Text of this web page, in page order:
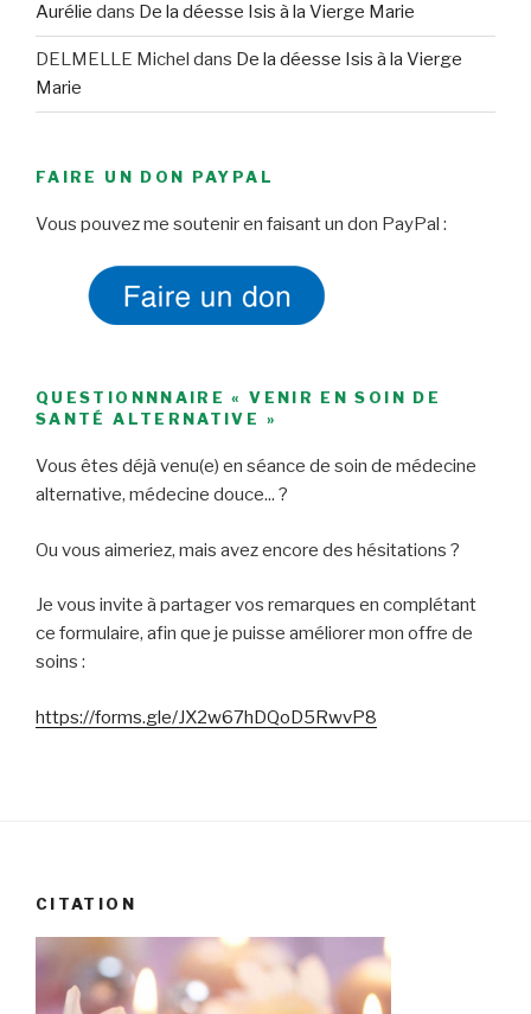
Aurélie dans De la déesse Isis à la Vierge Marie
DELMELLE Michel dans De la déesse Isis à la Vierge
Marie
FAIRE UN DON PAYPAL
Vous pouvez me soutenir en faisant un don PayPal :
QUESTIONNNAIRE « VENIR EN SOIN DE
SANTÉ ALTERNATIVE »
Vous êtes déjà venu(e) en séance de soin de médecine
alternative, médecine douce... ?
Ou vous aimeriez, mais avez encore des hésitations ?
Je vous invite à partager vos remarques en complétant
ce formulaire, afin que je puisse améliorer mon offre de
soins :
https://forms.gle/JX2w67hDQoD5RwvP8
CITATION